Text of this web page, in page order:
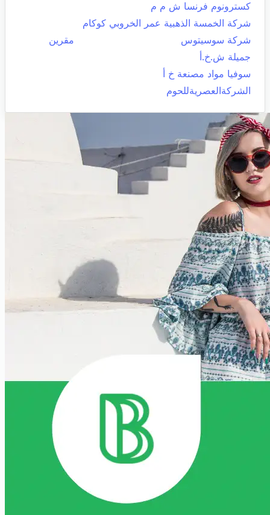
كسترونوم فرنسا ش م م
شركة الخمسة الذهبية عمر الخروبي كوكام
شركة سوسيتوس
مقرين
جميلة ش.خ.أ
سوفيا مواد مصنعة خ أ
الشركةالعصريةللحوم